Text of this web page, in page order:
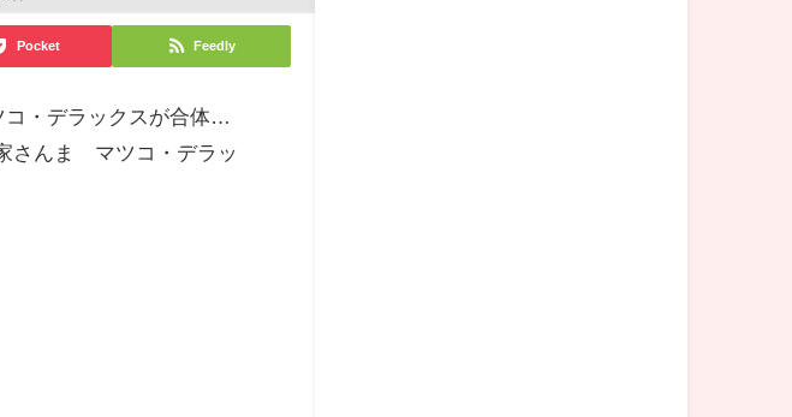
Pocket Feedly
・デラックスが合体…
さんま マツコ・デラッ